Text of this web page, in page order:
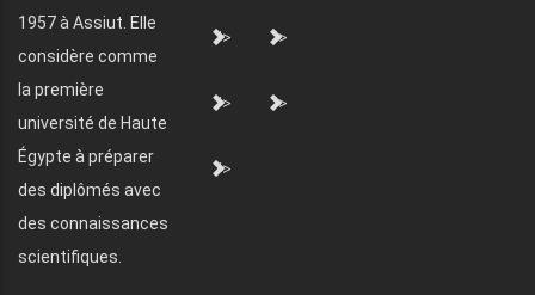
1957 à Assiut. Elle
considère comme
la première
université de Haute
Égypte à préparer
des diplômés avec
des connaissances
scientifiques.
"> ">
"> ">
">